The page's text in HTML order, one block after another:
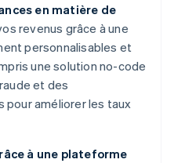
en matière de
revenus grâce à une
personnalisables et
une solution no-code
et des
pour améliorer les taux
à une plateforme